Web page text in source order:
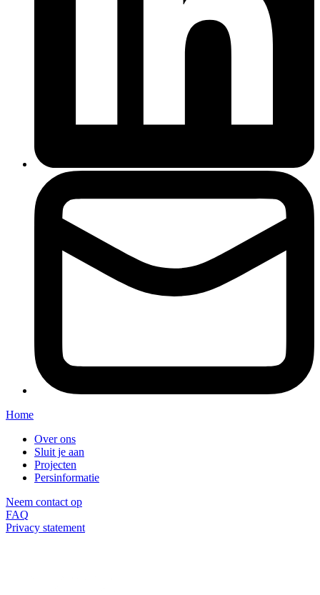
Home
Over ons
Sluit je aan
Projecten
Persinformatie
Neem contact op
FAQ
Privacy statement